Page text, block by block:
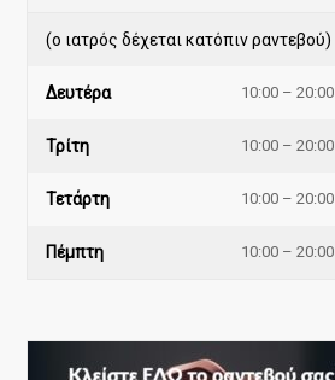
(ο ιατρός δέχεται κατόπιν ραντεβού)
Δευτέρα 10:00 – 20:00
Τρίτη 10:00 – 20:00
Τετάρτη 10:00 – 20:00
Πέμπτη 10:00 – 20:00